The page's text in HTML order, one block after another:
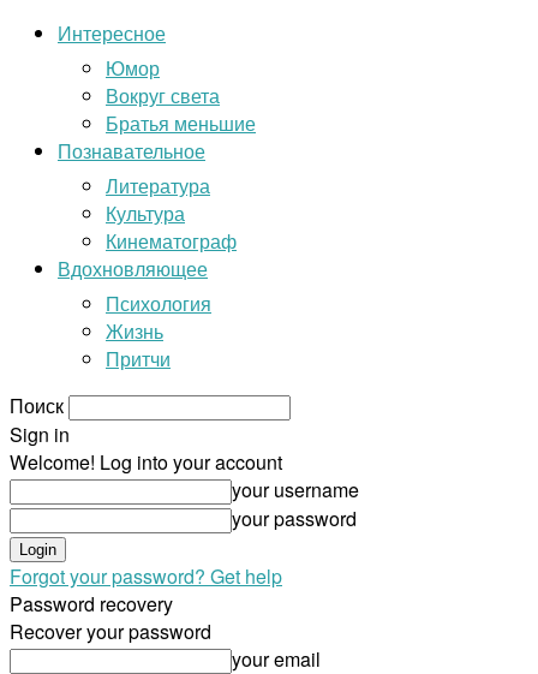
Интересное
Юмор
Вокруг света
Братья меньшие
Познавательное
Литература
Культура
Кинематограф
Вдохновляющее
Психология
Жизнь
Притчи
Поиск
Sign in
Welcome! Log into your account
your username
your password
Forgot your password? Get help
Password recovery
Recover your password
your email